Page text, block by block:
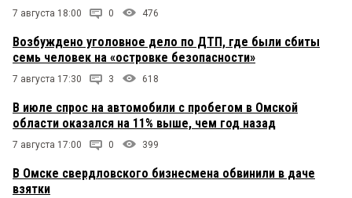
7 августа 18:00 0 476
Возбуждено уголовное дело по ДТП, где были сбиты
семь человек на «островке безопасности»
7 августа 17:30 3 618
В июле спрос на автомобили с пробегом в Омской
области оказался на 11% выше, чем год назад
7 августа 17:00 0 399
В Омске свердловского бизнесмена обвинили в даче
взятки